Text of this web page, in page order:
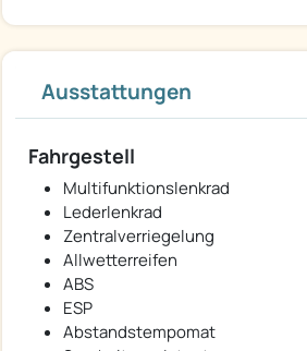
Ausstattungen
Fahrgestell
Multifunktionslenkrad
Lederlenkrad
Zentralverriegelung
Allwetterreifen
ABS
ESP
Abstandstempomat